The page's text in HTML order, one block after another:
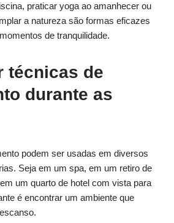
praticar yoga ao amanhecer ou
a natureza são formas eficazes
de tranquilidade.
técnicas de
durante as
podem ser usadas em diversos
Seja em um spa, em um retiro de
um quarto de hotel com vista para
é encontrar um ambiente que